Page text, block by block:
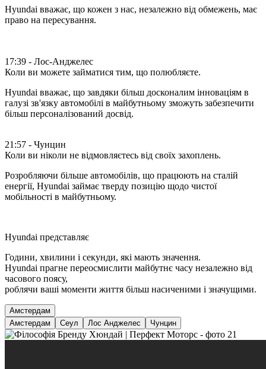
Hyundai вважає, що кожен з нас, незалежно від обмежень, має
право на пересування.
17:39 - Лос-Анджелес
Коли ви можете займатися тим, що полюбляєте.
Hyundai вважає, що завдяки більш досконалим інноваціям в
галузі зв'язку автомобілі в майбутньому зможуть забезпечити
більш персоналізований досвід.
21:57 - Чунцин
Коли ви ніколи не відмовляєтесь від своїх захоплень.
Розробляючи більше автомобілів, що працюють на сталій
енергії, Hyundai займає тверду позицію щодо чистої
мобільності в майбутньому.
Hyundai представляє
Години, хвилини і секунди, які мають значення.
Hyundai прагне переосмислити майбутнє часу незалежно від
часового поясу,
роблячи ваші моменти життя більш насиченими і значущими.
Амстердам
Амстердам
Сеул Лос Анджелес Чунцин